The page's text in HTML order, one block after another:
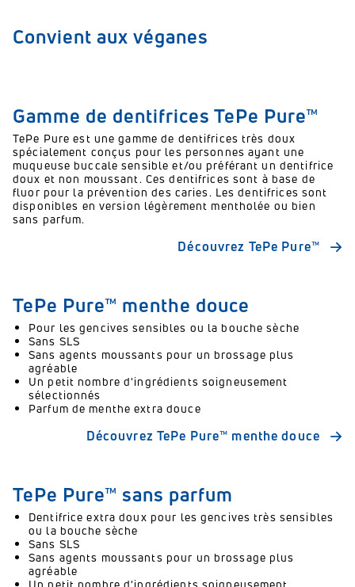
Convient aux véganes
Gamme de dentifrices TePe Pure™
TePe Pure est une gamme de dentifrices très doux
spécialement conçus pour les personnes ayant une
muqueuse buccale sensible et/ou préférant un dentifrice
doux et non moussant. Ces dentifrices sont à base de
fluor pour la prévention des caries. Les dentifrices sont
disponibles en version légèrement mentholée ou bien
sans parfum.
Découvrez TePe Pure™
TePe Pure™ menthe douce
Pour les gencives sensibles ou la bouche sèche
Sans SLS
Sans agents moussants pour un brossage plus
agréable
Un petit nombre d'ingrédients soigneusement
sélectionnés
Parfum de menthe extra douce
Découvrez TePe Pure™ menthe douce
TePe Pure™ sans parfum
Dentifrice extra doux pour les gencives très sensibles
ou la bouche sèche
Sans SLS
Sans agents moussants pour un brossage plus
agréable